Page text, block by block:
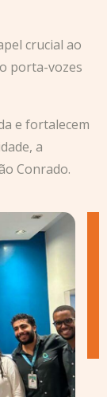
crucial ao
porta-vozes
e fortalecem
a
Conrado.